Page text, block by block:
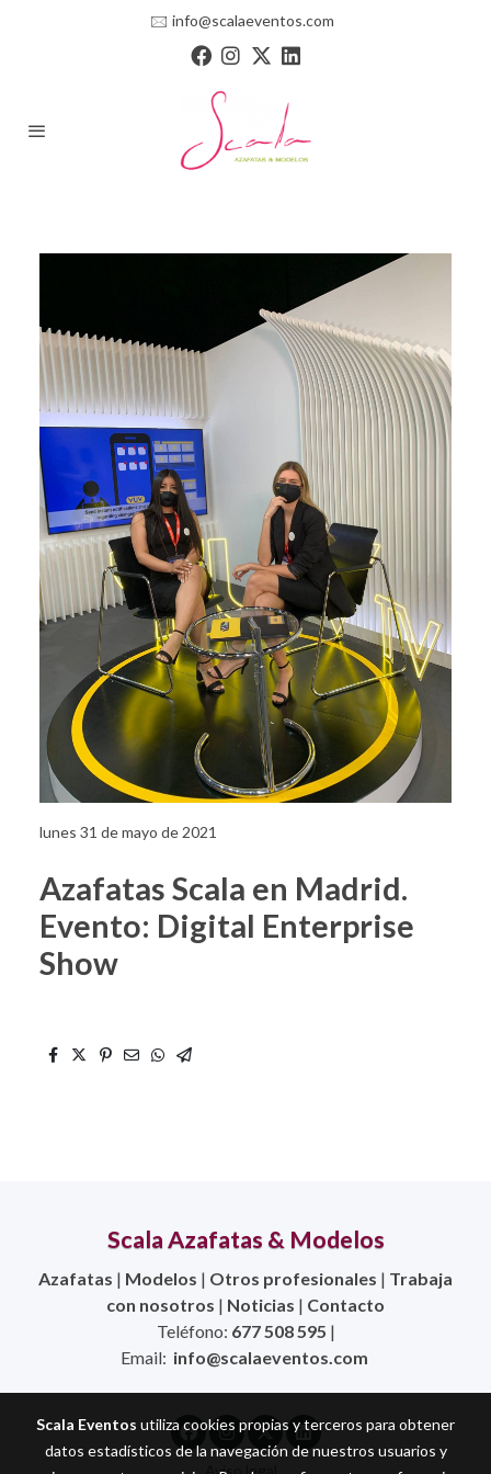
🖂 info@scalaeventos.com
lunes 31 de mayo de 2021
Azafatas Scala en Madrid.
Evento: Digital Enterprise
Show
Scala Azafatas & Modelos
Azafatas | Modelos | Otros profesionales | Trabaja
con nosotros | Noticias | Contacto
Teléfono: 677 508 595 |
Email: info@scalaeventos.com
Scala Eventos utiliza cookies propias y terceros para obtener
datos estadísticos de la navegación de nuestros usuarios y